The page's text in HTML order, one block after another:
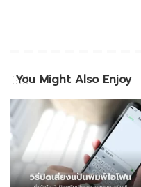
You Might Also Enjoy